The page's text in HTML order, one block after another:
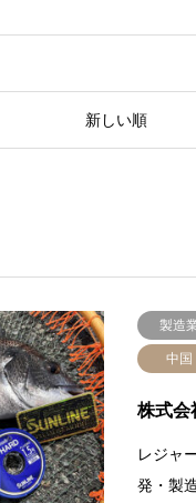
新しい順
製造
中国
株式会
レジャ
発・製